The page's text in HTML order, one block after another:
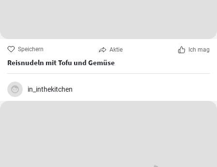
Speichern Aktie Ich mag
Reisnudeln mit Tofu und Gemüse
in_inthekitchen